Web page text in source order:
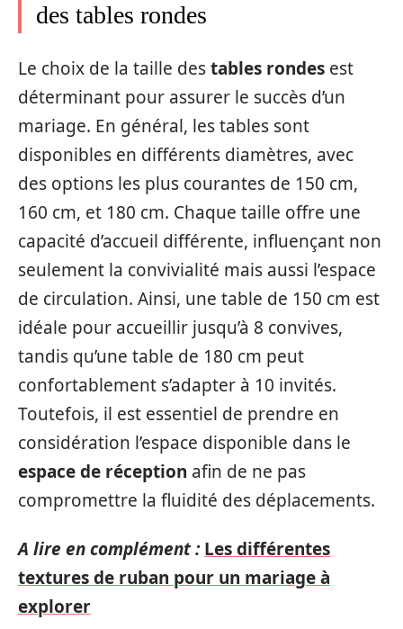
des tables rondes
Le choix de la taille destables rondes est
déterminant pour assurer le succès d’un
mariage. En général, les tables sont
disponibles en différents diamètres, avec
des options les plus courantes de 150 cm,
160 cm, et 180 cm. Chaque taille offre une
capacité d’accueil différente, influençant non
seulement la convivialité mais aussi l’espace
de circulation. Ainsi, une table de 150 cm est
idéale pour accueillir jusqu’à 8 convives,
tandis qu’une table de 180 cm peut
confortablement s’adapter à 10 invités.
Toutefois, il est essentiel de prendre en
considération l’espace disponible dans le
espace de réception afin de ne pas
compromettre la fluidité des déplacements.
A lire en complément : Les différentes
textures de ruban pour un mariage à
explorer